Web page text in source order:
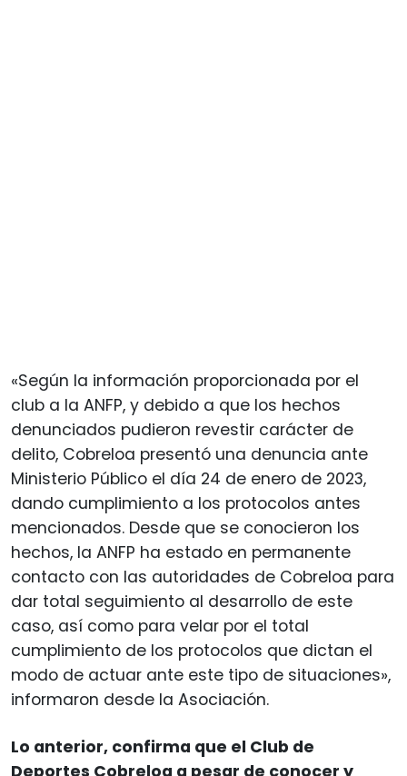
«Según la información proporcionada por el
club a la ANFP, y debido a que los hechos
denunciados pudieron revestir carácter de
delito, Cobreloa presentó una denuncia ante
Ministerio Público el día 24 de enero de 2023,
dando cumplimiento a los protocolos antes
mencionados. Desde que se conocieron los
hechos, la ANFP ha estado en permanente
contacto con las autoridades de Cobreloa para
dar total seguimiento al desarrollo de este
caso, así como para velar por el total
cumplimiento de los protocolos que dictan el
modo de actuar ante este tipo de situaciones»,
informaron desde la Asociación.
Lo anterior, confirma que el Club de
Deportes Cobreloa a pesar de conocer y